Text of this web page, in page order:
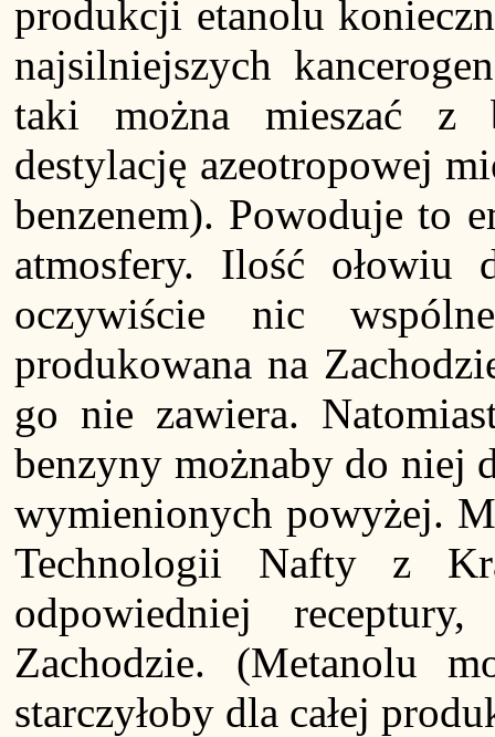
produkcji etanolu
najsilniejszych
taki można mieszać z
destylację azeotropowej
benzenem). Powoduje to
atmosfery. Ilość ołowiu
oczywiście nic
produkowana na
go nie zawiera.
benzyny możnaby do niej
wymienionych powyżej.
Technologii Nafty z
odpowiedniej
Zachodzie. (Metanolu
starczyłoby dla całej